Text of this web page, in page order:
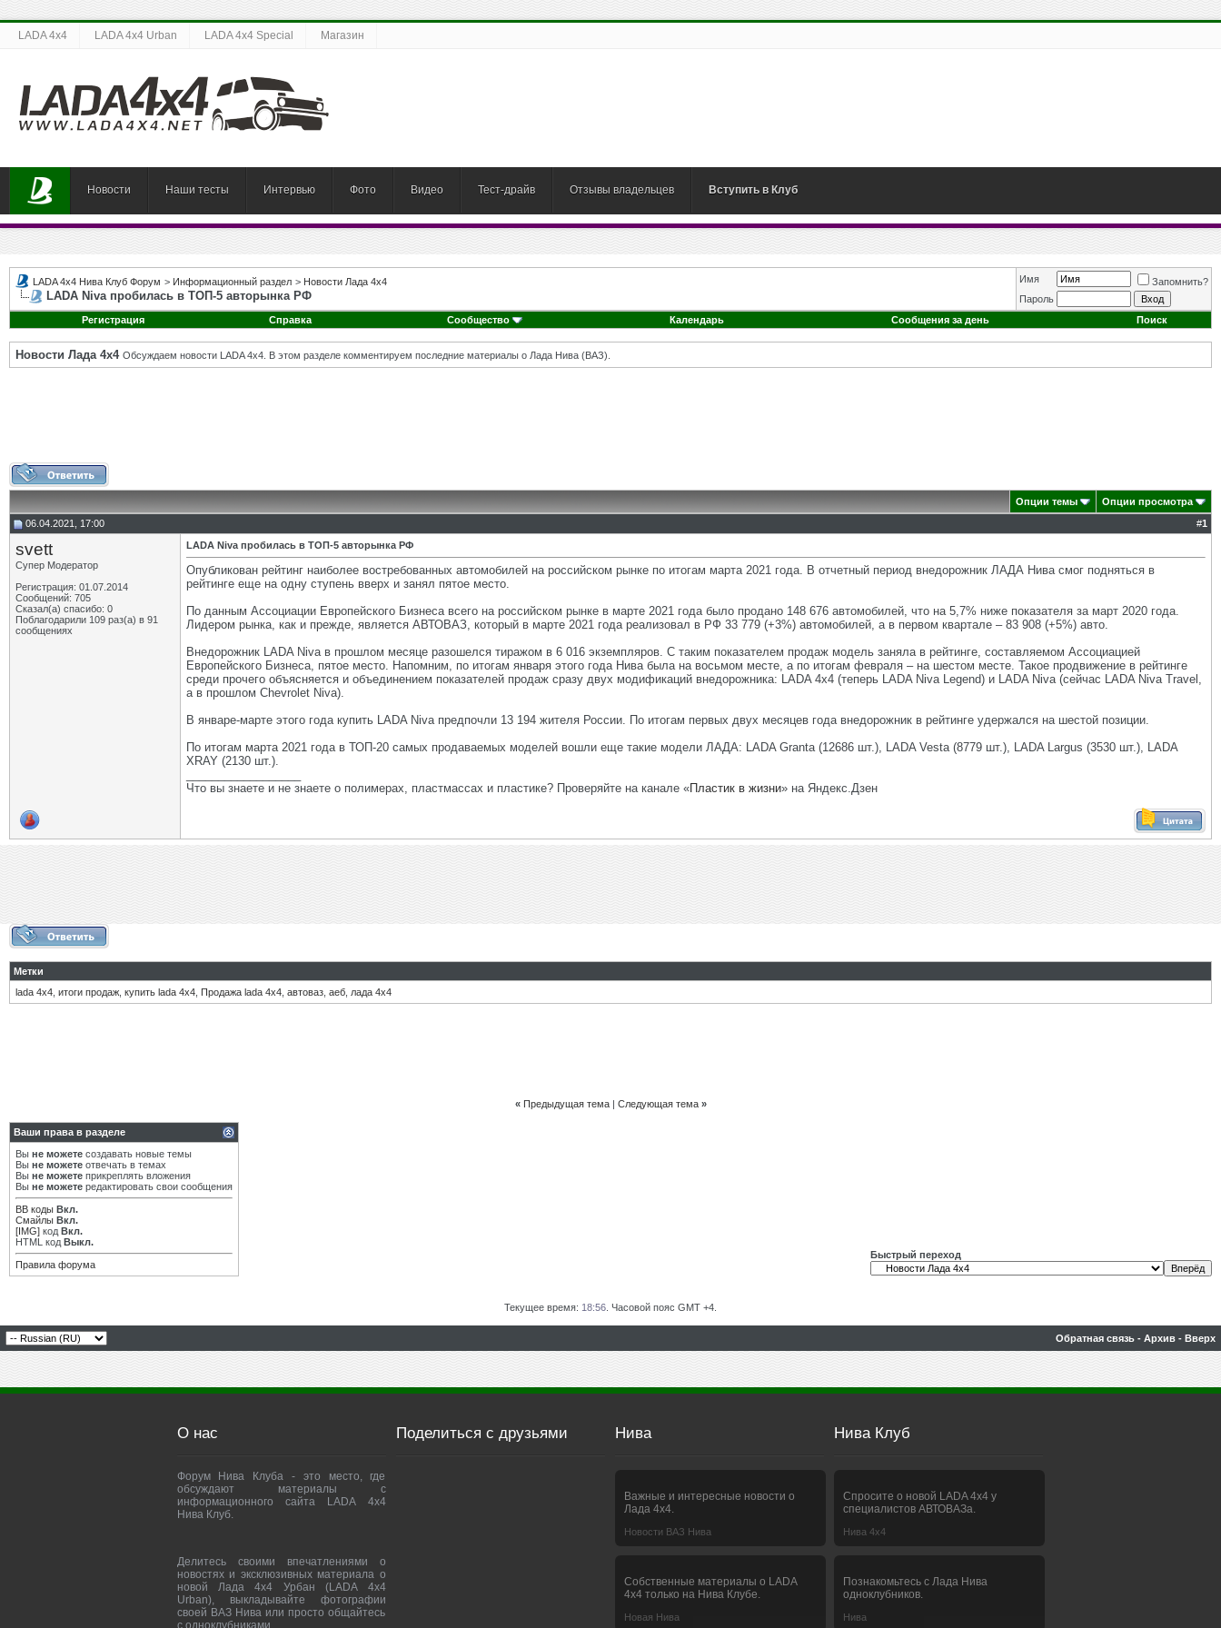
LADA 4x4 LADA 4x4 Urban LADA 4x4 Special Магазин
Новости Наши тесты Интервью Фото Видео Тест-драйв Отзывы владельцев Вступить в Клуб
LADA 4x4 Нива Клуб Форум > Информационный раздел > Новости Лада 4х4
LADA Niva пробилась в ТОП-5 авторынка РФ
Имя
Запомнить?
Пароль
Регистрация
Справка Сообщество Календарь Сообщения за день Поиск
Новости Лада 4х4 Обсуждаем новости LADA 4x4. В этом разделе комментируем последние материалы о Лада Нива (ВАЗ).
Опции темы
Опции просмотра
06.04.2021, 17:00
#1
svett
Супер Модератор
Регистрация: 01.07.2014
Сообщений: 705
Сказал(а) спасибо: 0
Поблагодарили 109 раз(а) в 91
сообщениях
LADA Niva пробилась в ТОП-5 авторынка РФ
Опубликован рейтинг наиболее востребованных автомобилей на российском рынке по итогам марта 2021 года. В отчетный период внедорожник ЛАДА Нива смог подняться в
рейтинге еще на одну ступень вверх и занял пятое место.
По данным Ассоциации Европейского Бизнеса всего на российском рынке в марте 2021 года было продано 148 676 автомобилей, что на 5,7% ниже показателя за март 2020 года.
Лидером рынка, как и прежде, является АВТОВАЗ, который в марте 2021 года реализовал в РФ 33 779 (+3%) автомобилей, а в первом квартале – 83 908 (+5%) авто.
Внедорожник LADA Niva в прошлом месяце разошелся тиражом в 6 016 экземпляров. С таким показателем продаж модель заняла в рейтинге, составляемом Ассоциацией
Европейского Бизнеса, пятое место. Напомним, по итогам января этого года Нива была на восьмом месте, а по итогам февраля – на шестом месте. Такое продвижение в рейтинге
среди прочего объясняется и объединением показателей продаж сразу двух модификаций внедорожника: LADA 4х4 (теперь LADA Niva Legend) и LADA Niva (сейчас LADA Niva Travel,
а в прошлом Chevrolet Niva).
В январе-марте этого года купить LADA Niva предпочли 13 194 жителя России. По итогам первых двух месяцев года внедорожник в рейтинге удержался на шестой позиции.
По итогам марта 2021 года в ТОП-20 самых продаваемых моделей вошли еще такие модели ЛАДА: LADA Granta (12686 шт.), LADA Vesta (8779 шт.), LADA Largus (3530 шт.), LADA
XRAY (2130 шт.).
Что вы знаете и не знаете о полимерах, пластмассах и пластике? Проверяйте на канале «Пластик в жизни» на Яндекс.Дзен
Метки
lada 4x4 итоги продаж купить lada 4x4 Продажа lada 4x4 автоваз аеб лада 4х4
« Предыдущая тема| Следующая тема »
Ваши права в разделе
Вы не можете создавать новые темы
Вы не можете отвечать в темах
Вы не можете прикреплять вложения
Вы не можете редактировать свои сообщения
BB коды Вкл.
Смайлы Вкл.
[IMG] код Вкл.
HTML код Выкл.
Правила форума
Быстрый переход
Текущее время: 18:56 . Часовой пояс GMT +4.
Обратная связь - Архив - Вверх
О нас
Форум Нива Клуба - это место, где
обсуждают материалы с
информационного сайта LADA 4x4
Нива Клуб.
Делитесь своими впечатлениями о
новостях и эксклюзивных материала о
новой Лада 4х4 Урбан (LADA 4x4
Urban), выкладывайте фотографии
своей ВАЗ Нива или просто общайтесь
с одноклубниками.
Поделиться с друзьями Нива
Важные и интересные новости о
Лада 4х4.
Новости ВАЗ Нива
Собственные материалы о LADA
4x4 только на Нива Клубе.
Новая Нива
Нива Клуб
Спросите о новой LADA 4x4 у
специалистов АВТОВАЗа.
Нива 4х4
Познакомьтесь с Лада Нива
одноклубников.
Нива